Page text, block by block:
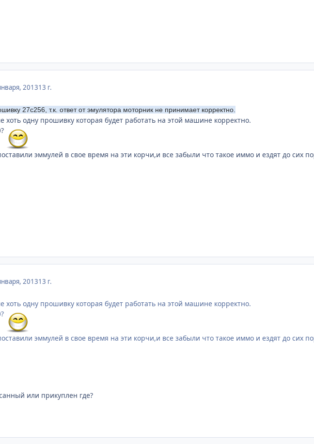
201313 г.
27с256, т.к. ответ от эмулятора моторник не принимает корректно.
хоть одну прошивку которая будет работать на этой машине корректно.
эммулей в свое время на эти корчи,и все забыли что такое иммо и ездят до сих
201313 г.
хоть одну прошивку которая будет работать на этой машине корректно.
эммулей в свое время на эти корчи,и все забыли что такое иммо и ездят до сих
или прикуплен где?